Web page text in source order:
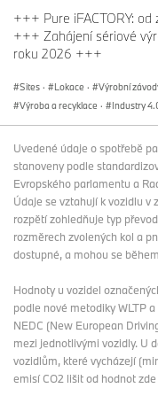
+++ Pure iFACTORY:
+++ Zahájení sériové
roku 2026 +++
Sites · Lokace · Výrobní
Výroba a recyklace · Industry
Uvedené údaje o spotřebě
stanoveny podle
Evropského parlamentu a
Údaje se vztahují k vozidlu v
rozpětí zohledňuje typ
rozměrech zvolených kol a
dostupné, a mohou se
Hodnoty u vozidel
podle nové metodiky WLTP
NEDC (New European
mezi jednotlivými vozidly. U
vozidlům, které vycházejí
emisí CO2 lišit od hodnot